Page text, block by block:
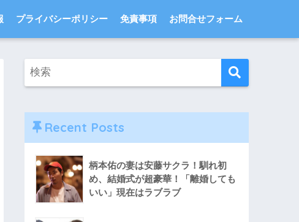
プライバシーポリシー 免責事項 お問合せフォーム
Recent Posts
柄本佑の妻は安藤サクラ！馴れ初
め、結婚式が超豪華！「離婚しても
いい」現在はラブラブ